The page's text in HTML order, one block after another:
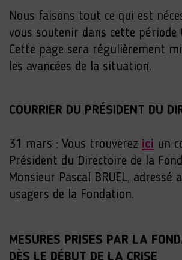
Nous faisons tout ce qui est
vous soutenir dans cette période
Cette page sera régulièrement
les avancées de la situation.
COURRIER DU PRÉSIDENT DU
31 mars : Vous trouverez ici un
Président du Directoire de la
Monsieur Pascal BRUEL, adressé
usagers de la Fondation.
MESURES PRISES PAR LA
DÈS LE DÉBUT DE LA CRISE